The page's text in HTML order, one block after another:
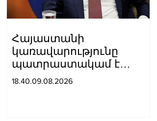
Հայաստանի
կառավարությունը
պատրաստակամ է
խորացնելու
18.40.09.08.2026